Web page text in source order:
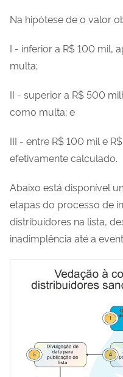
Na hipótese de o valor
I - inferior a R$ 100 mil,
multa;
II - superior a R$ 500
como multa; e
III - entre R$ 100 mil e
efetivamente calculado.
Abaixo está disponível
etapas do processo de
distribuidores na lista,
inadimplência até a